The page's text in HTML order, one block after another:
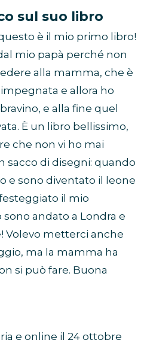
sul suo libro
è il mio primo libro!
mio papà perché non
alla mamma, che è
e allora ho
e alla fine quel
È un libro bellissimo,
che non vi ho mai
sacco di disegni: quando
e sono diventato il leone
il mio
andato a Londra e
Volevo metterci anche
ma la mamma ha
si può fare. Buona
e online il 24 ottobre